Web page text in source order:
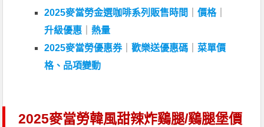
2025麥當勞金選咖啡系列販售時間
｜價格｜
升級優惠 ｜熱量
2025麥當勞優惠券｜歡樂送優惠碼
菜單價
格、品項變動
2025麥當勞韓風甜辣炸鷄腿/鷄腿堡價